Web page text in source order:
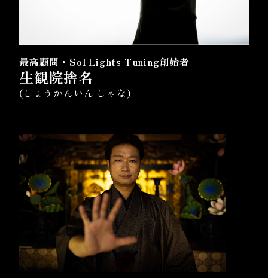
最高顧問・Sol Lights Tuning創始者
生観院捨名
(しょうかんいん しゃな)